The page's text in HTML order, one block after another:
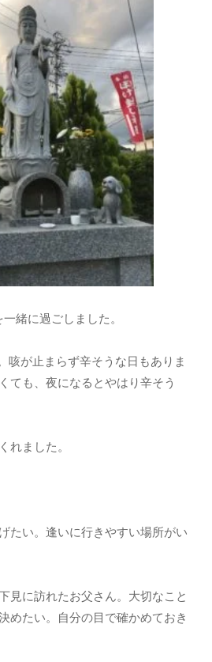
緒に過ごしました。
咳が止まらず辛そうな日もありま
ても、夜になるとやはり辛そう
れました。
たい。逢いに行きやすい場所がい
見に訪れたお父さん。大切なこと
めたい。自分の目で確かめておき